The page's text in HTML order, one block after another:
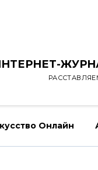
Онлайн